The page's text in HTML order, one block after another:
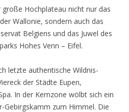
Hochplateau nicht nur das
Wallonie, sondern auch das
Belgiens und das Juwel des
Hohes Venn – Eifel.
letzte authentische Wildnis-
der Städte Eupen,
In der Kernzone wölbt sich ein
Gebirgskamm zum Himmel. Die